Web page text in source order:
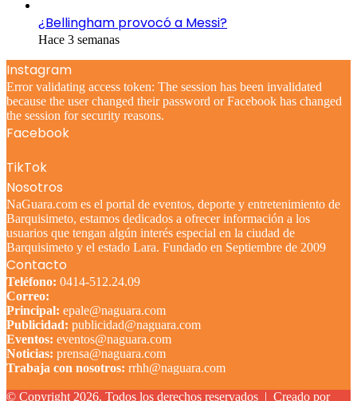
¿Bellingham provocó a Messi?
Hace 3 semanas
Instagram
Error validating access token: The session has been invalidated
because the user changed their password or Facebook has changed
the session for security reasons.
Facebook
TikTok
Nosotros
NaGuara.com es el portal de eventos, deporte y entretenimiento de
Barquisimeto, estamos dedicados a ofrecer información a los
usuarios que tengan algún interés especial en la ciudad de
Barquisimeto y el estado Lara. Fundado en Septiembre de 2009
Contacto
Teléfono: 0414-512.24.09
Correo:
Principal: epale@naguara.com
Publicidad: publicidad@naguara.com
Eventos: eventos@naguara.com
Noticias: prensa@naguara.com
Trabaja con nosotros: rrhh@naguara.com
© Copyright 2026, Todos los derechos reservados | Creado por